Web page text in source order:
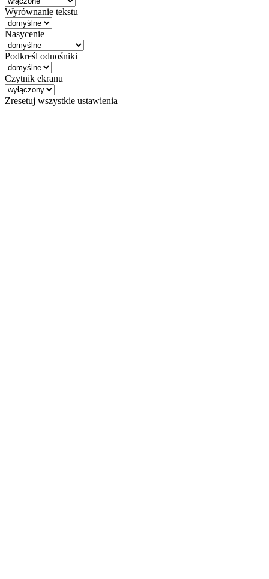
Wyrównanie tekstu
Nasycenie
Podkreśl odnośniki
Czytnik ekranu
Zresetuj wszystkie ustawienia